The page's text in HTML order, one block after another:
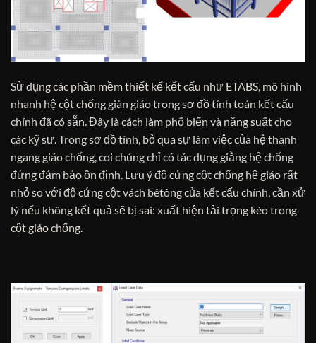
Sử dụng các phần mềm thiết kế kết cấu như ETABS, mô hình
nhanh hệ cột chống giàn giáo trong sơ đồ tính toán kết cấu
chính đã có sẵn. Đây là cách làm phổ biến và năng suất cho
các kỹ sư. Trong sơ đồ tính, bỏ qua sự làm việc của hệ thanh
ngang giáo chống, coi chúng chỉ có tác dụng giằng hệ chống
đứng đảm bảo ồn định. Lưu ý độ cứng cột chống hệ giáo rất
nhỏ so với độ cứng cột vách bêtông của kết cấu chính, cần xử
lý nếu không kết quả sẽ bị sai: xuất hiện tải trọng kéo trong
cột giáo chống.